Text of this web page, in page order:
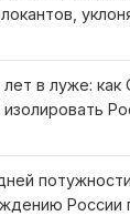
в луже: как
России